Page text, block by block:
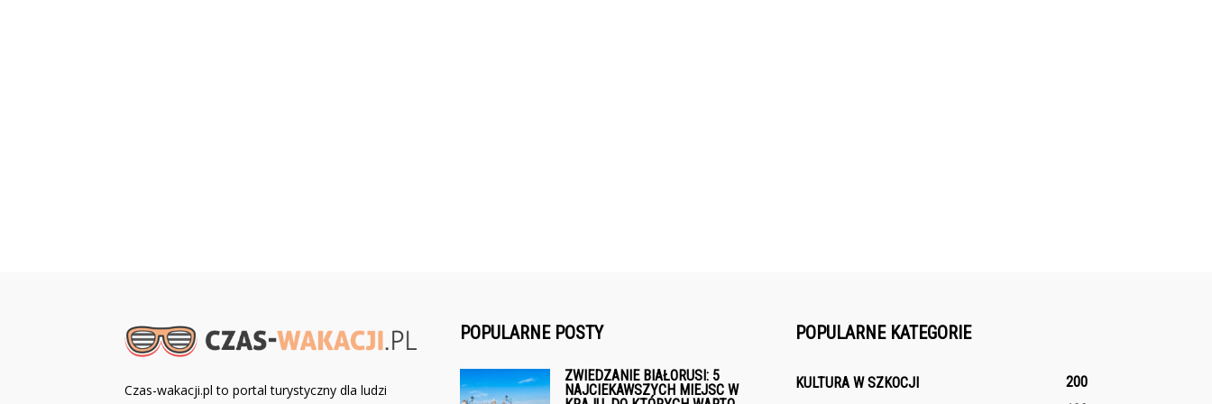
Czas-wakacji.pl to portal turystyczny dla ludzi
POPULARNE POSTY
ZWIEDZANIE BIAŁORUSI: 5
NAJCIEKAWSZYCH MIEJSC W
POPULARNE KATEGORIE
KULTURA W SZKOCJI
200